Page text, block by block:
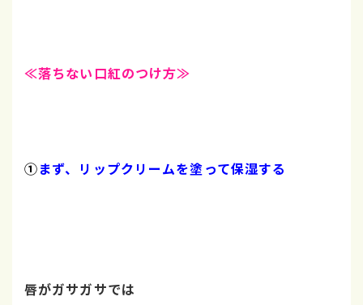
≪落ちない口紅のつけ方≫
①まず、リップクリームを塗って保湿する
唇がガサガサでは